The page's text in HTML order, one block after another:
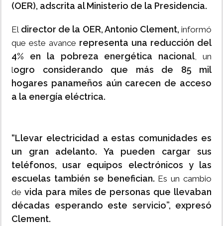
(OER), adscrita al Ministerio de la Presidencia.
El director de la OER, Antonio Clement, informó
que este avance representa una reducción del
4% en la pobreza energética nacional, un
logro considerando que más de 85 mil
hogares panameños aún carecen de acceso
a la energía eléctrica.
“Llevar electricidad a estas comunidades es
un gran adelanto. Ya pueden cargar sus
teléfonos, usar equipos electrónicos y las
escuelas también se benefician. Es un cambio
de vida para miles de personas que llevaban
décadas esperando este servicio”, expresó
Clement.